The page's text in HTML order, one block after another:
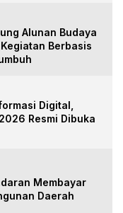
Alunan Budaya
Berbasis
Digital,
Resmi Dibuka
Membayar
Daerah